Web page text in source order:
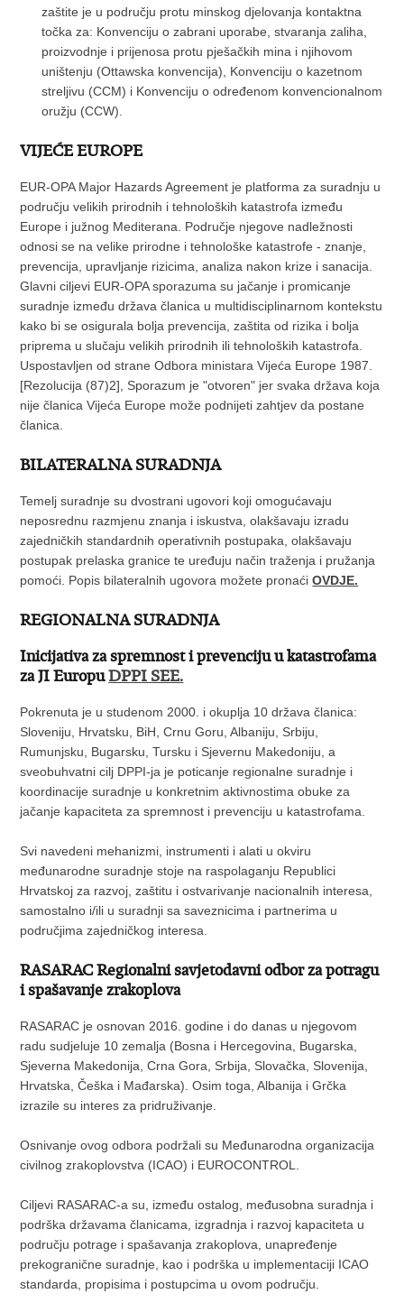
zaštite je u području protu minskog djelovanja kontaktna
točka za: Konvenciju o zabrani uporabe, stvaranja zaliha,
proizvodnje i prijenosa protu pješačkih mina i njihovom
uništenju (Ottawska konvencija), Konvenciju o kazetnom
streljivu (CCM) i Konvenciju o određenom konvencionalnom
oružju (CCW).
VIJEĆE EUROPE
EUR-OPA Major Hazards Agreement je platforma za suradnju u
području velikih prirodnih i tehnoloških katastrofa između
Europe i južnog Mediterana. Područje njegove nadležnosti
odnosi se na velike prirodne i tehnološke katastrofe - znanje,
prevencija, upravljanje rizicima, analiza nakon krize i sanacija.
Glavni ciljevi EUR-OPA sporazuma su jačanje i promicanje
suradnje između država članica u multidisciplinarnom kontekstu
kako bi se osigurala bolja prevencija, zaštita od rizika i bolja
priprema u slučaju velikih prirodnih ili tehnoloških katastrofa.
Uspostavljen od strane Odbora ministara Vijeća Europe 1987.
[Rezolucija (87)2], Sporazum je "otvoren" jer svaka država koja
nije članica Vijeća Europe može podnijeti zahtjev da postane
članica.
BILATERALNA SURADNJA
Temelj suradnje su dvostrani ugovori koji omogućavaju
neposrednu razmjenu znanja i iskustva, olakšavaju izradu
zajedničkih standardnih operativnih postupaka, olakšavaju
postupak prelaska granice te uređuju način traženja i pružanja
pomoći. Popis bilateralnih ugovora možete pronaćiOVDJE.
REGIONALNA SURADNJA
Inicijativa za spremnost i prevenciju u katastrofama
za JI EuropuDPPI SEE.
Pokrenuta je u studenom 2000. i okuplja 10 država članica:
Sloveniju, Hrvatsku, BiH, Crnu Goru, Albaniju, Srbiju,
Rumunjsku, Bugarsku, Tursku i Sjevernu Makedoniju, a
sveobuhvatni cilj DPPI-ja je poticanje regionalne suradnje i
koordinacije suradnje u konkretnim aktivnostima obuke za
jačanje kapaciteta za spremnost i prevenciju u katastrofama.
Svi navedeni mehanizmi, instrumenti i alati u okviru
međunarodne suradnje stoje na raspolaganju Republici
Hrvatskoj za razvoj, zaštitu i ostvarivanje nacionalnih interesa,
samostalno i/ili u suradnji sa saveznicima i partnerima u
područjima zajedničkog interesa.
RASARAC Regionalni savjetodavni odbor za potragu
i spašavanje zrakoplova
RASARAC je osnovan 2016. godine i do danas u njegovom
radu sudjeluje 10 zemalja (Bosna i Hercegovina, Bugarska,
Sjeverna Makedonija, Crna Gora, Srbija, Slovačka, Slovenija,
Hrvatska, Češka i Mađarska). Osim toga, Albanija i Grčka
izrazile su interes za pridruživanje.
Osnivanje ovog odbora podržali su Međunarodna organizacija
civilnog zrakoplovstva (ICAO) i EUROCONTROL.
Ciljevi RASARAC-a su, između ostalog, međusobna suradnja i
podrška državama članicama, izgradnja i razvoj kapaciteta u
području potrage i spašavanja zrakoplova, unapređenje
prekogranične suradnje, kao i podrška u implementaciji ICAO
standarda, propisima i postupcima u ovom području.